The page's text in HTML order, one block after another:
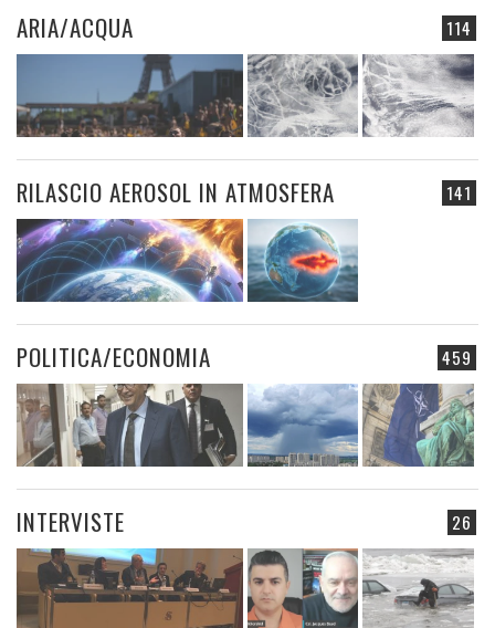
114
ARIA/ACQUA
141
RILASCIO AEROSOL IN ATMOSFERA
459
POLITICA/ECONOMIA
26
INTERVISTE